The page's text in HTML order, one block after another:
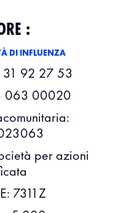
:
DI INFLUENZA
31 92 27 53
063 00020
per azioni
7311Z